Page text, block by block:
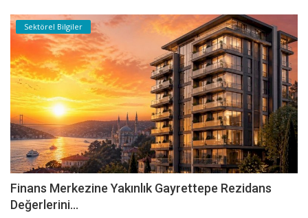
Sektörel Bilgiler
Finans Merkezine Yakınlık Gayrettepe Rezidans
Değerlerini...